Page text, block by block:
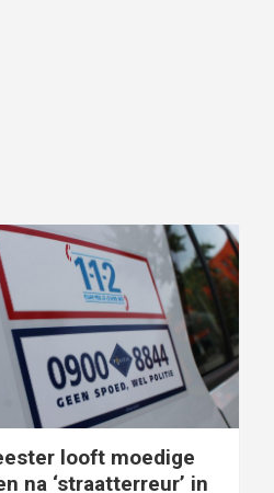
looft moedige
na ‘straatterreur’ in